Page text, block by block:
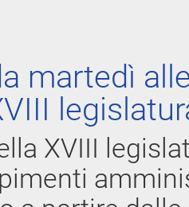
martedì
XVIII